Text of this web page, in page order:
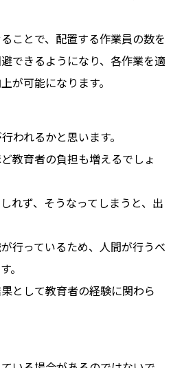
ことで、配置する作業員の数を
できるようになり、各作業を適
が可能になります。
われるかと思います。
教育者の負担も増えるでしょ
れず、そうなってしまうと、出
行っているため、人間が行うべ
。
として教育者の経験に関わら